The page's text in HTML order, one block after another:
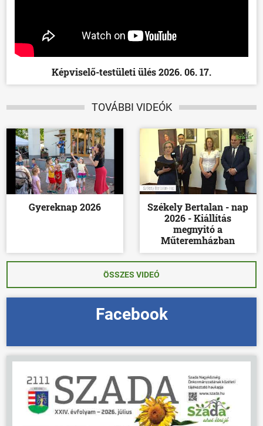
Képviselő-testületi ülés 2026. 06. 17.
TOVÁBBI VIDEÓK
Gyereknap 2026
Székely Bertalan - nap
2026 - Kiállítás
megnyitó a
Műteremházban
ÖSSZES VIDEÓ
Facebook